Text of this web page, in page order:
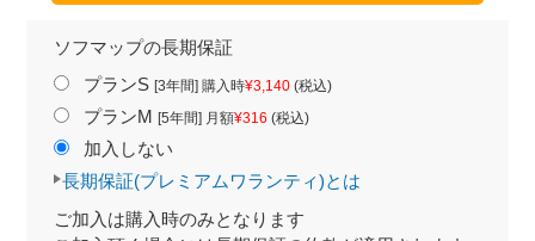
ソフマップの長期保証
プランS [3年間] 購入時¥3,140(税込)
プランM [5年間] 月額¥316 (税込)
加入しない
長期保証(プレミアムワランティ)とは
ご加入は購入時のみとなります